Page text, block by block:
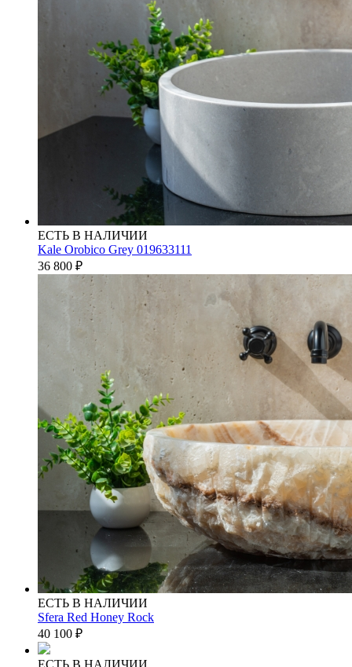
ЕСТЬ В НАЛИЧИИ
Kale Orobico Grey 019633111
36 800 ₽
ЕСТЬ В НАЛИЧИИ
Sfera Red Honey Rock
40 100 ₽
ЕСТЬ В НАЛИЧИИ